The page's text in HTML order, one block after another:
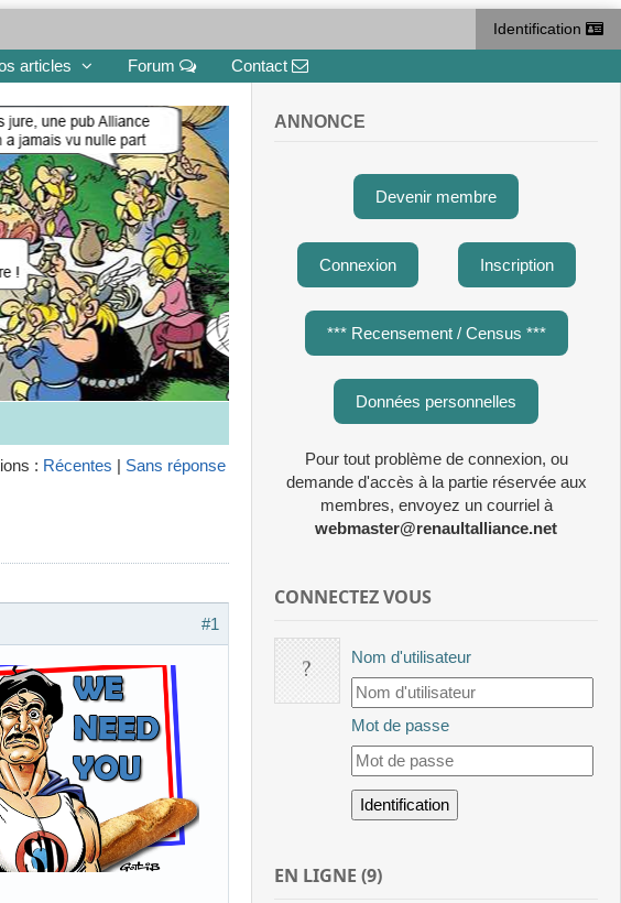
Identification
articles Forum Contact
: Récentes | Sans réponse
#1
ANNONCE
Devenir membre
Connexion Inscription
*** Recensement / Census ***
Données personnelles
Pour tout problème de connexion, ou
demande d'accès à la partie réservée aux
membres, envoyez un courriel à
webmaster@renaultalliance.net
CONNECTEZ VOUS
Nom d'utilisateur
Mot de passe
EN LIGNE (9)